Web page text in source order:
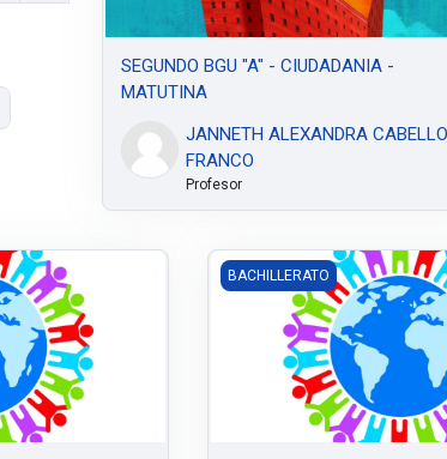
26 página
SEGUNDO BGU "A" - CIUDADANIA -
MATUTINA
JANNETH ALEXANDRA CABELLO
FRANCO
Profesor
- MATUTINA PRIMERO BGU "B" -
BACHILLERATO